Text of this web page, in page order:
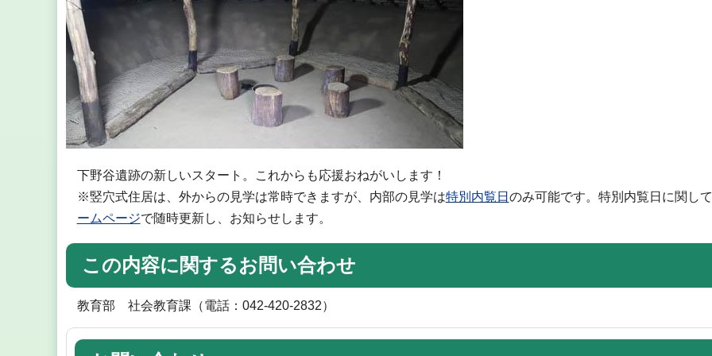
下野谷遺跡の新しいスタート。これからも応援おねがいします！
※竪穴式住居は、外からの見学は常時できますが、内部の見学は特別内覧日 のみ可能です。特別内覧日に関して
ームページで随時更新し、お知らせします。
この内容に関するお問い合わせ
教育部 社会教育課（電話：042-420-2832）